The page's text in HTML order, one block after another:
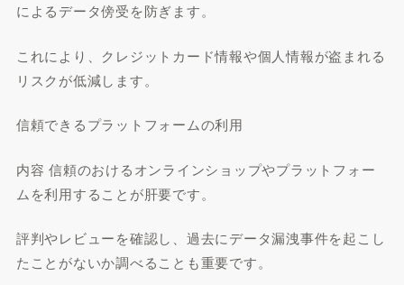
によるデータ傍受を防ぎます。
これにより、クレジットカード情報や個人情報が盗まれる
リスクが低減します。
信頼できるプラットフォームの利用
内容 信頼のおけるオンラインショップやプラットフォー
ムを利用することが肝要です。
評判やレビューを確認し、過去にデータ漏洩事件を起こし
たことがないか調べることも重要です。